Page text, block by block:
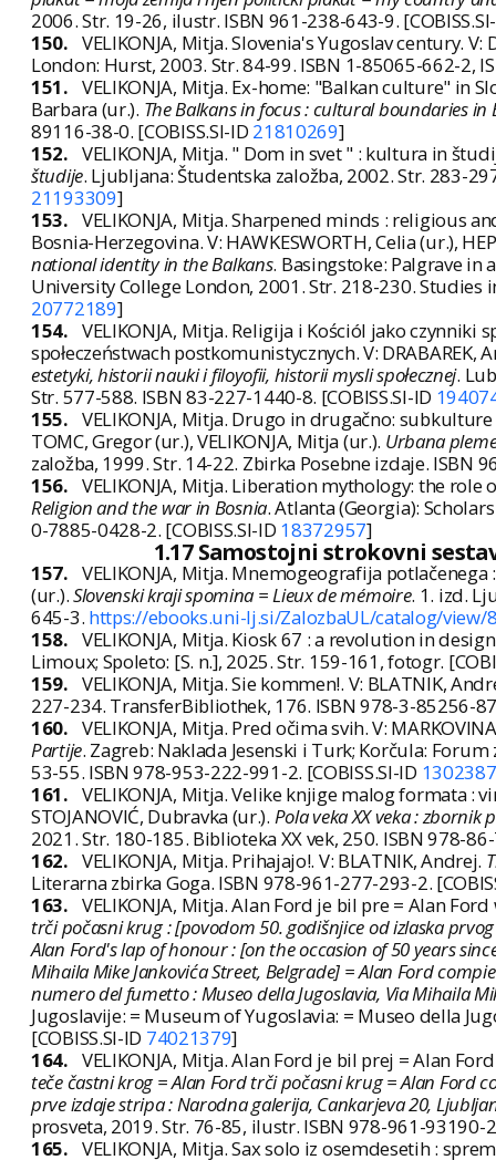
2006. Str. 19-26, ilustr. ISBN 961-238-643-9.
150. VELIKONJA, Mitja. Slovenia's Yugoslav century. V:
London: Hurst, 2003. Str. 84-99. ISBN 1-85065-662-2,
151. VELIKONJA, Mitja. Ex-home: "Balkan culture" in
Barbara (ur.). The Balkans in focus : cultural boundaries in
89116-38-0. [COBISS.SI-ID 21810269]
152. VELIKONJA, Mitja. " Dom in svet " : kultura in
študije. Ljubljana: Študentska založba, 2002. Str. 283-
21193309]
153. VELIKONJA, Mitja. Sharpened minds : religious
Bosnia-Herzegovina. V: HAWKESWORTH, Celia (ur.),
national identity in the Balkans. Basingstoke: Palgrave in
University College London, 2001. Str. 218-230. Studies
20772189]
154. VELIKONJA, Mitja. Religija i Kościól jako
społeczeństwach postkomunistycznych. V: DRABAREK,
estetyki, historii nauki i filoyofii, historii mysli społecznej.
Str. 577-588. ISBN 83-227-1440-8. [COBISS.SI-ID
155. VELIKONJA, Mitja. Drugo in drugačno:
TOMC, Gregor (ur.), VELIKONJA, Mitja (ur.). Urbana
založba, 1999. Str. 14-22. Zbirka Posebne izdaje. ISBN
156. VELIKONJA, Mitja. Liberation mythology: the role
Religion and the war in Bosnia. Atlanta (Georgia):
0-7885-0428-2. [COBISS.SI-ID 18372957]
1.17 Samostojni strokovni
157. VELIKONJA, Mitja. Mnemogeografija potlačenega
(ur.).Slovenski kraji spomina = Lieux de mémoire. 1. izd.
645-3. https://ebooks.uni-lj.si/ZalozbaUL/catalog/
158. VELIKONJA, Mitja. Kiosk 67 : a revolution in
Limoux; Spoleto: [S. n.], 2025. Str. 159-161, fotogr.
159. VELIKONJA, Mitja. Sie kommen!. V: BLATNIK,
227-234. TransferBibliothek, 176. ISBN 978-3-85256-
160. VELIKONJA, Mitja. Pred očima svih. V:
Partije. Zagreb: Naklada Jesenski i Turk; Korčula:
53-55. ISBN 978-953-222-991-2. [COBISS.SI-ID
161. VELIKONJA, Mitja. Velike knjige malog formata :
STOJANOVIĆ, Dubravka (ur.). Pola veka XX veka : zbornik
2021. Str. 180-185. Biblioteka XX vek, 250. ISBN 978-
162. VELIKONJA, Mitja. Prihajajo!. V: BLATNIK, Andrej.
Literarna zbirka Goga. ISBN 978-961-277-293-2.
163. VELIKONJA, Mitja. Alan Ford je bil pre = Alan
trči počasni krug : [povodom 50. godišnjice od izlaska
Alan Ford's lap of honour : [on the occasion of 50 years
Mihaila Mike Jankovića Street, Belgrade] = Alan Ford
numero del fumetto : Museo della Jugoslavia, Via Mihaila
Jugoslavije: = Museum of Yugoslavia: = Museo della
[COBISS.SI-ID 74021379]
164. VELIKONJA, Mitja. Alan Ford je bil prej = Alan
teče častni krog = Alan Ford trči počasni krug = Alan Ford
prve izdaje stripa : Narodna galerija, Cankarjeva 20,
prosveta, 2019. Str. 76-85, ilustr. ISBN 978-961-93190-
165. VELIKONJA, Mitja. Sax solo iz osemdesetih :